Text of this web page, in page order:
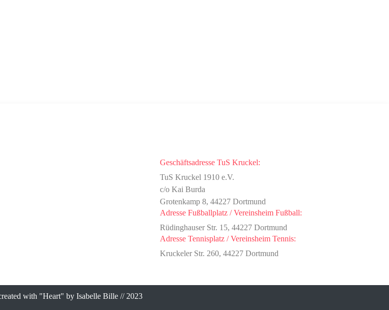
Geschäftsadresse TuS Kruckel:
TuS Kruckel 1910 e.V.
c/o Kai Burda
Grotenkamp 8, 44227 Dortmund
Adresse Fußballplatz / Vereinsheim Fußball:
Rüdinghauser Str. 15, 44227 Dortmund
Adresse Tennisplatz / Vereinsheim Tennis:
Kruckeler Str. 260, 44227 Dortmund
with "Heart" by Isabelle Bille// 2023